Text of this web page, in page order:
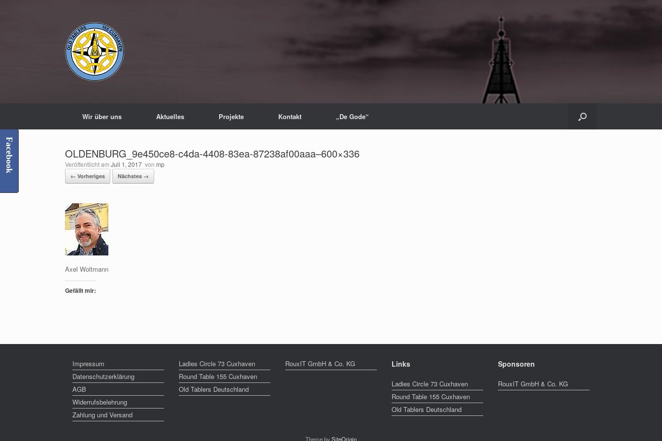
Wir über uns Aktuelles Projekte Kontakt „De Gode“
OLDENBURG_9e450ce8-c4da-4408-83ea-87238af00aaa–600×336
Veröffentlicht am Juli 1, 2017 von mp
← Vorheriges Nächstes →
Axel Woltmann
Gefällt mir:
Impressum
Datenschutzerklärung
AGB
Widerrufsbelehrung
Zahlung und Versand
Ladies Circle 73 Cuxhaven
Round Table 155 Cuxhaven
Old Tablers Deutschland
RouxIT GmbH & Co. KG Links
Ladies Circle 73 Cuxhaven
Round Table 155 Cuxhaven
Old Tablers Deutschland
Sponsoren
RouxIT GmbH & Co. KG
Theme bySiteOrigin
Facebook